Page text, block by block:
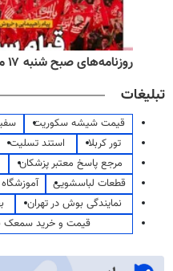
روزنامه‌های صبح شنبه ۱۷ مرداد ۱۴۰۵
تبلیغات
قیمت شیشه سکوریت
تور کربلا
استند تسلیت
مرجع پاسخ معتبر پزشکان
قطعات لباسشویی
نمایندگی بوش در تهران
قیمت و خرید سمعک